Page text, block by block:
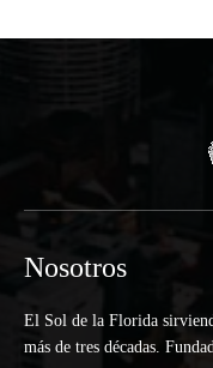
Nosotros
El Sol de la Florida
más de tres décadas.